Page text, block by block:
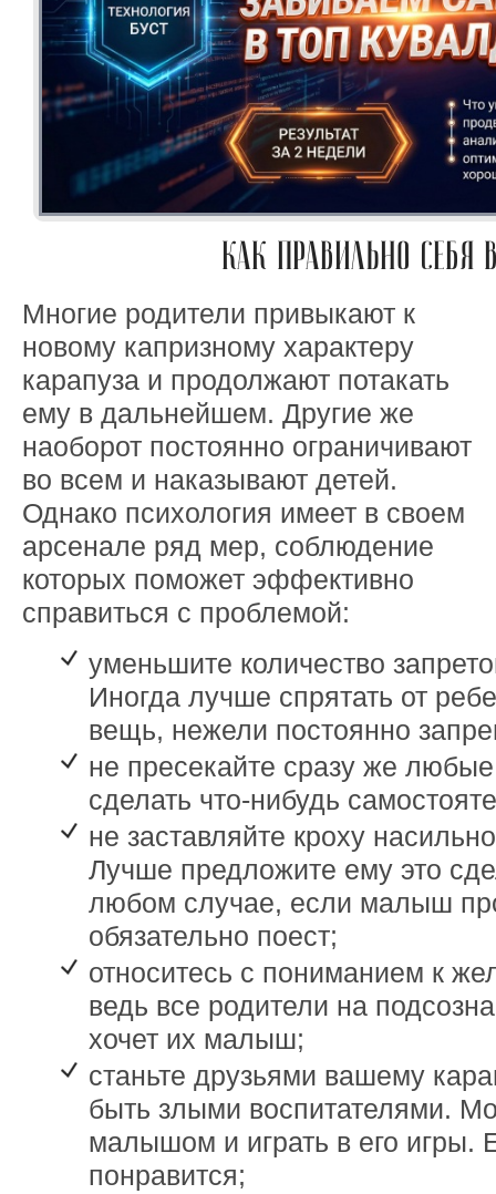
КАК ПРАВИЛЬНО СЕБЯ
Многие родители привыкают к
новому капризному характеру
карапуза и продолжают потакать
ему в дальнейшем. Другие же
наоборот постоянно ограничивают
во всем и наказывают детей.
Однако психология имеет в своем
арсенале ряд мер, соблюдение
которых поможет эффективно
справиться с проблемой:
уменьшите количество
Иногда лучше спрятать от
вещь, нежели постоянно
не пресекайте сразу же
сделать что-нибудь
не заставляйте кроху
Лучше предложите ему это
любом случае, если малыш
обязательно поест;
относитесь с пониманием к
ведь все родители на
хочет их малыш;
станьте друзьями вашему
быть злыми воспитателями.
малышом и играть в его игры.
понравится;